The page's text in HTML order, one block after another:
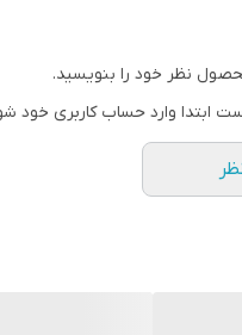
نظر خود را بنویسید.
ابتدا وارد حساب کاربری خود